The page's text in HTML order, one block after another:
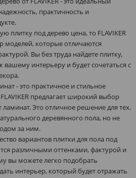
практичность и
плитку под дерево цена, то FLAVIKER
моделей, которые отличаются
Вы без труда найдете плитку,
вашему интерьеру и будет сочетаться с
- это практичное и стильное
предлагает широкий выбор
Это отличное решение для тех,
деревянного пола, но не
за ним.
вариантов плитки для пола под
различными оттенками, фактурой и
вы можете легко подобрать
интерьер, который будет отражать